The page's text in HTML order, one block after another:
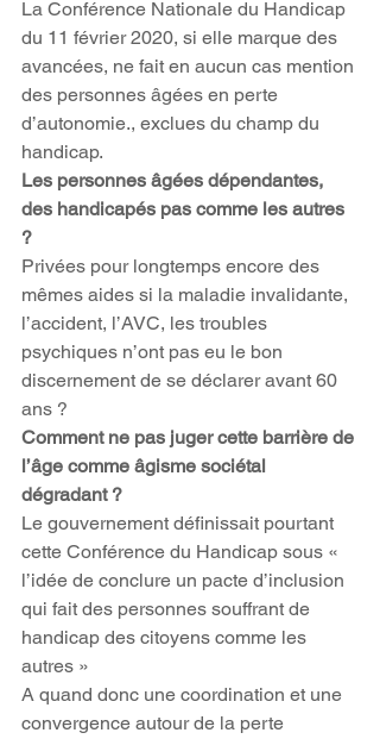
La Conférence Nationale du Handicap
du 11 février 2020, si elle marque des
avancées, ne fait en aucun cas mention
des personnes âgées en perte
d’autonomie., exclues du champ du
handicap.
Les personnes âgées dépendantes,
des handicapés pas comme les autres
?
Privées pour longtemps encore des
mêmes aides si la maladie invalidante,
l’accident, l’AVC, les troubles
psychiques n’ont pas eu le bon
discernement de se déclarer avant 60
ans ?
Comment ne pas juger cette barrière de
l’âge comme âgisme sociétal
dégradant ?
Le gouvernement définissait pourtant
cette Conférence du Handicap sous «
l’idée de conclure un pacte d’inclusion
qui fait des personnes souffrant de
handicap des citoyens comme les
autres »
A quand donc une coordination et une
convergence autour de la perte